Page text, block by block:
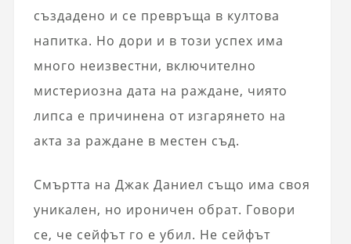
създадено и се превръща в култова
напитка. Но дори и в този успех има
много неизвестни, включително
мистериозна дата на раждане, чиято
липса е причинена от изгарянето на
акта за раждане в местен съд.
Смъртта на Джак Даниел също има своя
уникален, но ироничен обрат. Говори
се, че сейфът го е убил. Не сейфът